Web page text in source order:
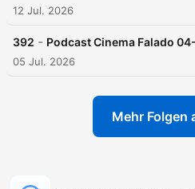
12 Jul. 2026
392 - Podcast Cinema Falado
05 Jul. 2026
Mehr Folgen